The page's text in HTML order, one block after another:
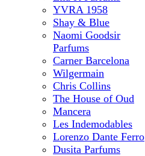
YVRA 1958
Shay & Blue
Naomi Goodsir
Parfums
Carner Barcelona
Wilgermain
Chris Collins
The House of Oud
Mancera
Les Indemodables
Lorenzo Dante Ferro
Dusita Parfums